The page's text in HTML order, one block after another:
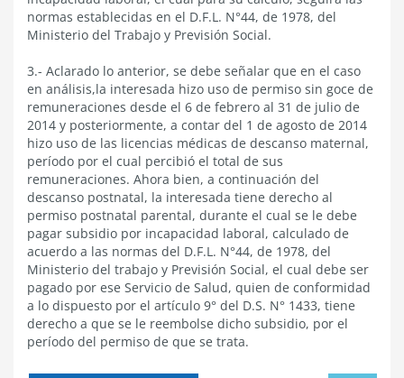
normas establecidas en el D.F.L. N°44, de 1978, del
Ministerio del Trabajo y Previsión Social.
3.- Aclarado lo anterior, se debe señalar que en el caso
en análisis,la interesada hizo uso de permiso sin goce de
remuneraciones desde el 6 de febrero al 31 de julio de
2014 y posteriormente, a contar del 1 de agosto de 2014
hizo uso de las licencias médicas de descanso maternal,
período por el cual percibió el total de sus
remuneraciones. Ahora bien, a continuación del
descanso postnatal, la interesada tiene derecho al
permiso postnatal parental, durante el cual se le debe
pagar subsidio por incapacidad laboral, calculado de
acuerdo a las normas del D.F.L. N°44, de 1978, del
Ministerio del trabajo y Previsión Social, el cual debe ser
pagado por ese Servicio de Salud, quien de conformidad
a lo dispuesto por el artículo 9° del D.S. N° 1433, tiene
derecho a que se le reembolse dicho subsidio, por el
período del permiso de que se trata.